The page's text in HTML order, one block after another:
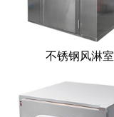
不锈钢风淋室